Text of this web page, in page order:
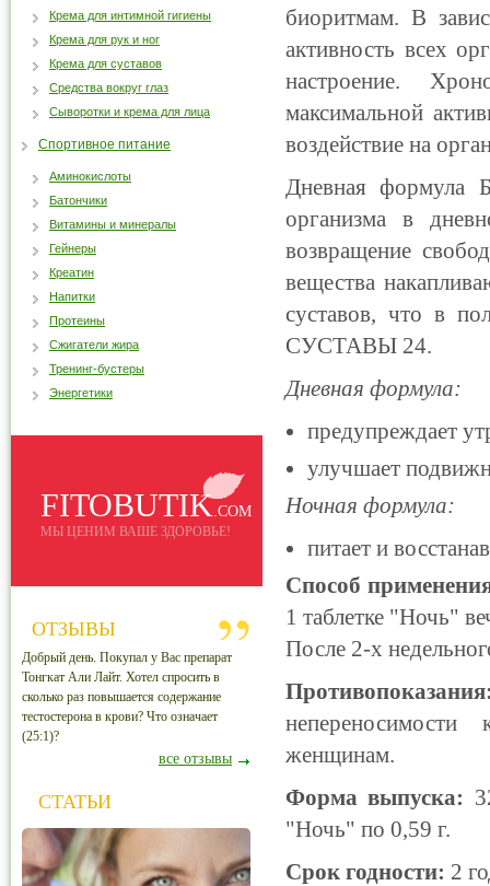
биоритмам. В
активность всех
настроение.
максимальной
воздействие на
Дневная формула
организма в
возвращение
вещества
суставов, что в
СУСТАВЫ 24.
Дневная формула:
предупреждает
улучшает
Ночная формула:
питает и
Способ
1 таблетке "Ночь"
После 2-х
женщинам.
Форма выпуска:
"Ночь" по 0,59 г.
Срок годности: 2
Крема для интимной гигиены
Крема для рук и ног
Крема для суставов
Средства вокруг глаз
Сыворотки и крема для лица
Спортивное питание
Аминокислоты
Батончики
Витамины и минералы
Гейнеры
Креатин
Напитки
Протеины
Сжигатели жира
Тренинг-бустеры
Энергетики
FITOBUTIK.COM
МЫ ЦЕНИМ ВАШЕ ЗДОРОВЬЕ!
ОТЗЫВЫ
Добрый день. Покупал у Вас препарат
Тонгкат Али Лайт. Хотел спросить в
сколько раз повышается содержание
тестостерона в крови? Что означает
(25:1)?
все отзывы
СТАТЬИ